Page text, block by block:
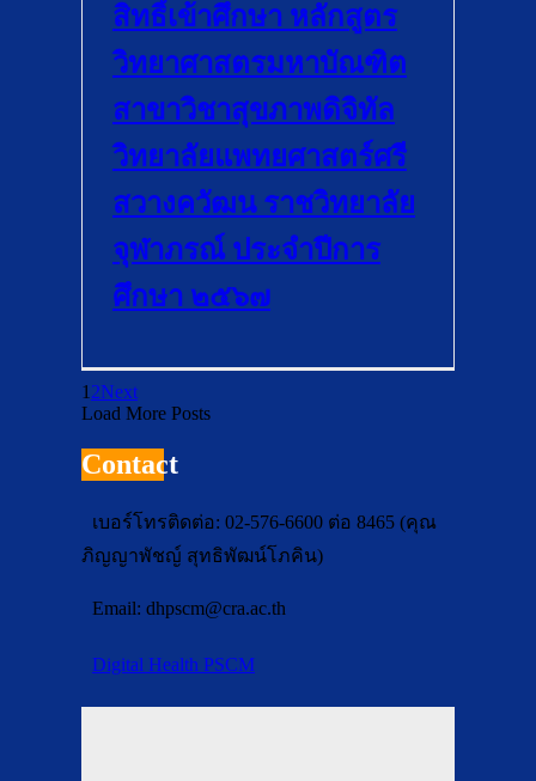
สิทธิ์เข้าศึกษา หลักสูตร
วิทยาศาสตรมหาบัณฑิต
สาขาวิชาสุขภาพดิจิทัล
วิทยาลัยแพทยศาสตร์ศรี
สวางควัฒน ราชวิทยาลัย
จุฬาภรณ์ ประจำปีการ
ศึกษา ๒๕๖๗
1 2Next
Load More Posts
Contact
เบอร์โทรติดต่อ: 02-576-6600 ต่อ 8465 (คุณ
ภิญญาพัชญ์ สุทธิพัฒน์โภคิน)
Email: dhpscm@cra.ac.th
Digital Health PSCM